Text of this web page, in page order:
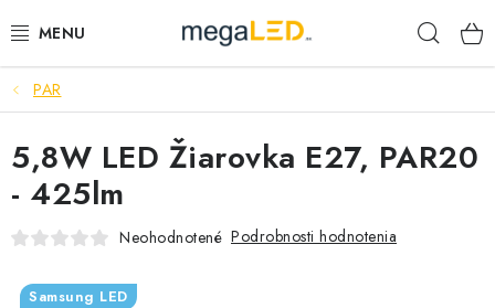
na
PRIEMYSEL
SVIETIDLÁ
ŽIAROVKY A TRUBICE
PAR
5,8W LED Žiarovka E27, PAR20
- 425lm
Neohodnotené Podrobnosti hodnotenia
Samsung LED